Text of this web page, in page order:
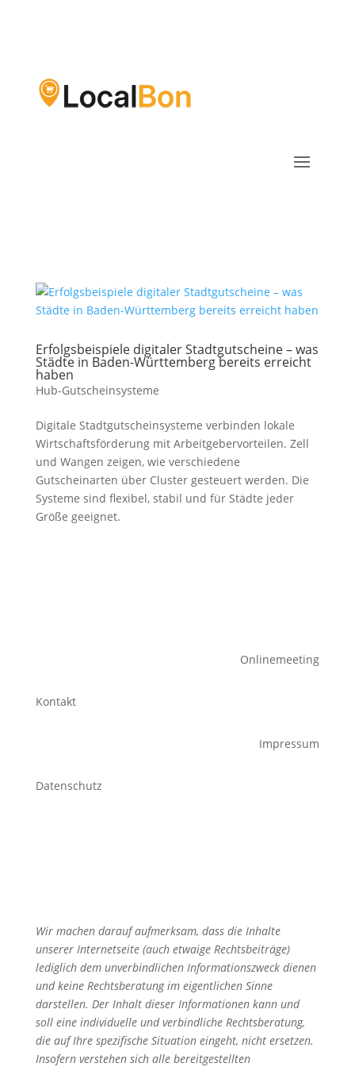
Erfolgsbeispiele digitaler Stadtgutscheine – was
Städte in Baden-Württemberg bereits erreicht
haben
Hub-Gutscheinsysteme
Digitale Stadtgutscheinsysteme verbinden lokale
Wirtschaftsförderung mit Arbeitgebervorteilen. Zell
und Wangen zeigen, wie verschiedene
Gutscheinarten über Cluster gesteuert werden. Die
Systeme sind flexibel, stabil und für Städte jeder
Größe geeignet.
Onlinemeeting
Kontakt
Impressum
Datenschutz
Wir machen darauf aufmerksam, dass die Inhalte
unserer Internetseite (auch etwaige Rechtsbeiträge)
lediglich dem unverbindlichen Informationszweck dienen
und keine Rechtsberatung im eigentlichen Sinne
darstellen. Der Inhalt dieser Informationen kann und
soll eine individuelle und verbindliche Rechtsberatung,
die auf Ihre spezifische Situation eingeht, nicht ersetzen.
Insofern verstehen sich alle bereitgestellten